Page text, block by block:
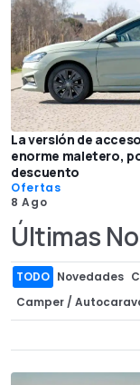
La versión de
enorme maletero,
descuento
Ofertas
8 Ago
Últimas
TODO Novedades
Camper /
Componentes /
Ofertas Clásicos